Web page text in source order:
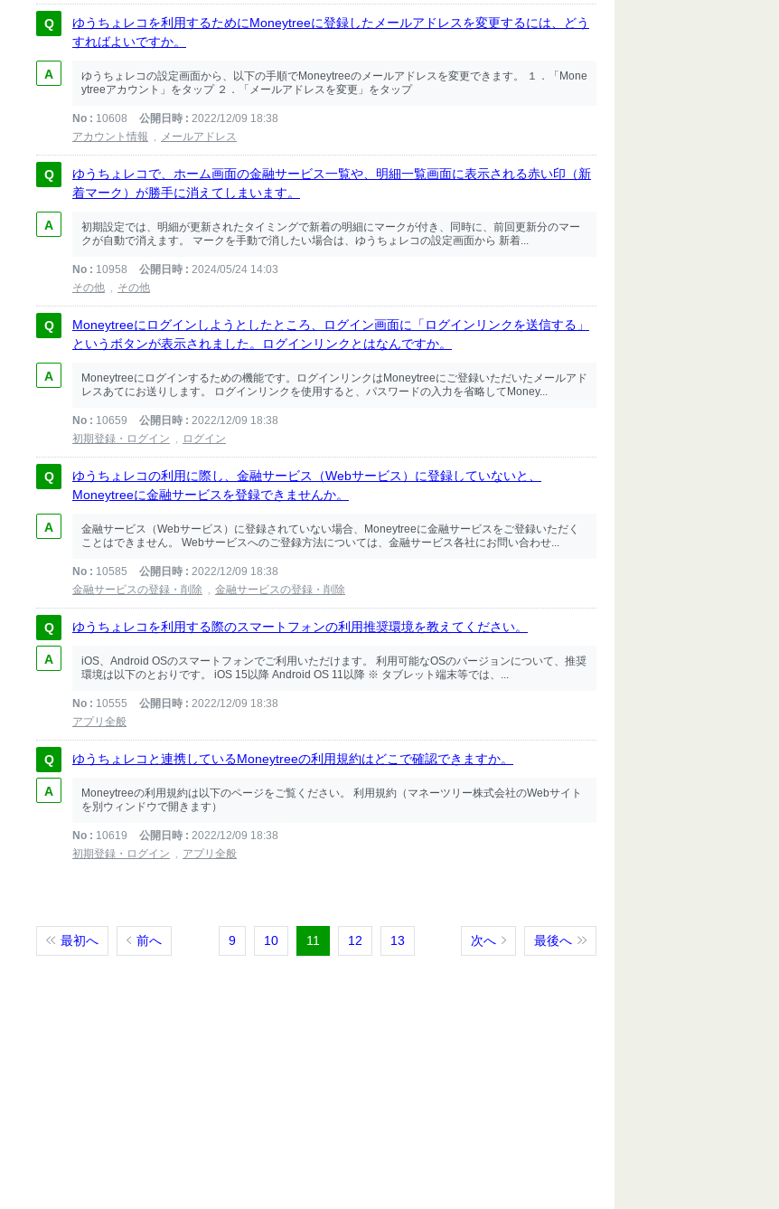
ゆうちょレコを利用するためにMoneytreeに登録したメールアドレスを変更するには、どう
すればよいですか。
ゆうちょレコの設定画面から、以下の手順でMoneytreeのメールアドレスを変更できます。 １．「Mone
ytreeアカウント」をタップ ２．「メールアドレスを変更」をタップ
No 10608 公開日時
2022/12/09 18:38
アカウント情報
メールアドレス
ゆうちょレコで、ホーム画面の金融サービス一覧や、明細一覧画面に表示される赤い印（新
着マーク）が勝手に消えてしまいます。
初期設定では、明細が更新されたタイミングで新着の明細にマークが付き、同時に、前回更新分のマー
クが自動で消えます。 マークを手動で消したい場合は、ゆうちょレコの設定画面から 新着...
No 10958 公開日時
2024/05/24 14:03
その他
その他
Moneytreeにログインしようとしたところ、ログイン画面に「ログインリンクを送信する」
というボタンが表示されました。ログインリンクとはなんですか。
Moneytreeにログインするための機能です。ログインリンクはMoneytreeにご登録いただいたメールアド
レスあてにお送りします。 ログインリンクを使用すると、パスワードの入力を省略してMoney...
No 10659 公開日時
2022/12/09 18:38
初期登録・ログイン
ログイン
ゆうちょレコの利用に際し、金融サービス（Webサービス）に登録していないと、
Moneytreeに金融サービスを登録できませんか。
金融サービス（Webサービス）に登録されていない場合、Moneytreeに金融サービスをご登録いただく
ことはできません。 Webサービスへのご登録方法については、金融サービス各社にお問い合わせ...
No 10585 公開日時
2022/12/09 18:38
金融サービスの登録・削除
金融サービスの登録・削除
ゆうちょレコを利用する際のスマートフォンの利用推奨環境を教えてください。
iOS、Android OSのスマートフォンでご利用いただけます。 利用可能なOSのバージョンについて、推奨
環境は以下のとおりです。 iOS 15以降 Android OS 11以降 ※ タブレット端末等では、...
No 10555 公開日時
2022/12/09 18:38
アプリ全般
ゆうちょレコと連携しているMoneytreeの利用規約はどこで確認できますか。
Moneytreeの利用規約は以下のページをご覧ください。 利用規約（マネーツリー株式会社のWebサイト
を別ウィンドウで開きます）
No 10619 公開日時
2022/12/09 18:38
初期登録・ログイン
アプリ全般
最初へ 前へ 9 10 11 12 13 次へ 最後へ